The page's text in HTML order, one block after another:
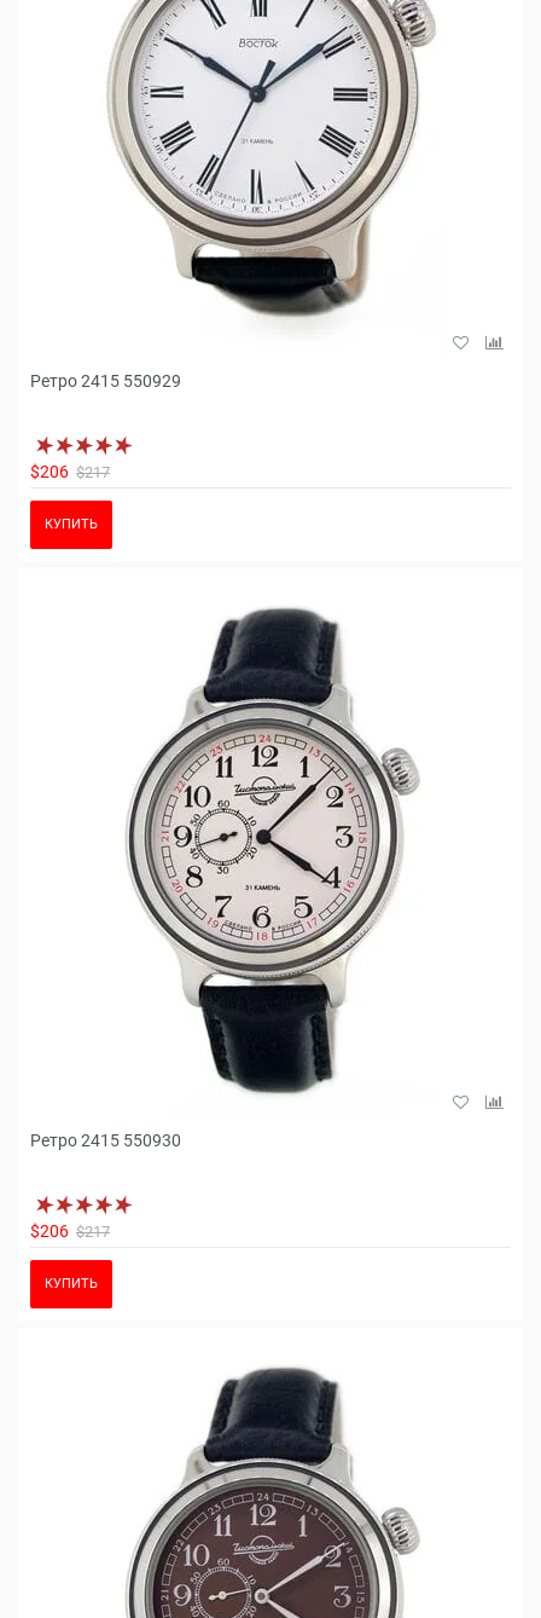
Ретро 2415 550929
$206 $217
КУПИТЬ
Ретро 2415 550930
$206 $217
КУПИТЬ